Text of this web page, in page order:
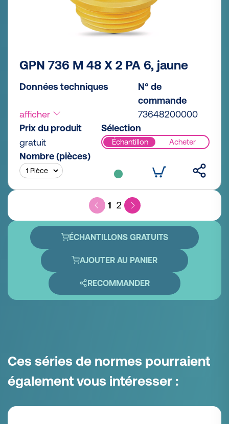
GPN 736 M 48 X 2 PA 6, jaune
Données techniques
afficher
N° de
commande
73648200000
Prix du produit
gratuit
Sélection
Échantillon Acheter
Nombre (pièces)
1 2
ÉCHANTILLONS GRATUITS
AJOUTER AU PANIER
RECOMMANDER
Ces séries de normes pourraient
également vous intéresser :